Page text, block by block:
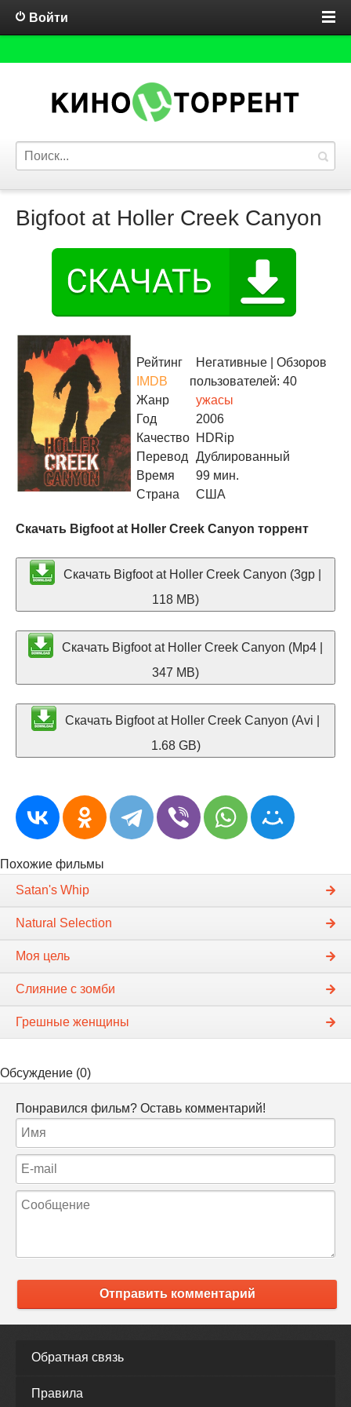
Войти
Bigfoot at Holler Creek Canyon
Рейтинг
IMDB
Негативные | Обзоров
пользователей: 40
Жанр
ужасы
Год
2006
Качество HDRip
Перевод
Дублированный
Время
99 мин.
Страна
США
Скачать Bigfoot at Holler Creek Canyon торрент
Скачать Bigfoot at Holler Creek Canyon (3gp |
118 MB)
Скачать Bigfoot at Holler Creek Canyon (Mp4 |
347 MB)
Скачать Bigfoot at Holler Creek Canyon (Avi |
1.68 GB)
Похожие фильмы
Satan's Whip
Natural Selection
Моя цель
Слияние с зомби
Грешные женщины
Обсуждение (0)
Понравился фильм? Оставь комментарий!
Отправить комментарий
Обратная связь
Правила